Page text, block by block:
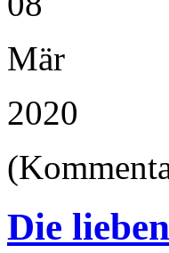
Mär
2020
Die